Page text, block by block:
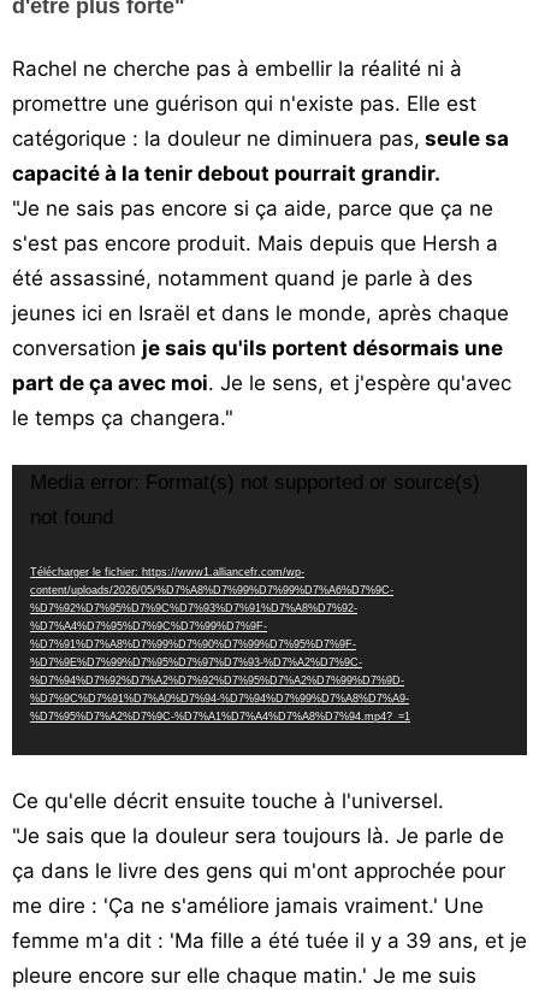
d'être plus forte"
Rachel ne cherche pas à embellir la réalité ni à
promettre une guérison qui n'existe pas. Elle est
catégorique : la douleur ne diminuera pas, seule sa
capacité à la tenir debout pourrait grandir.
"Je ne sais pas encore si ça aide, parce que ça ne
s'est pas encore produit. Mais depuis que Hersh a
été assassiné, notamment quand je parle à des
jeunes ici en Israël et dans le monde, après chaque
conversation je sais qu'ils portent désormais une
part de ça avec moi. Je le sens, et j'espère qu'avec
le temps ça changera."
Lecteur
Media error: Format(s) not supported or source(s)
not found
Télécharger le fichier: https://www1.alliancefr.com/wp-
content/uploads/2026/05/%D7%A8%D7%99%D7%99%D7%A6%D7%9C-
%D7%92%D7%95%D7%9C%D7%93%D7%91%D7%A8%D7%92-
%D7%A4%D7%95%D7%9C%D7%99%D7%9F-
%D7%91%D7%A8%D7%99%D7%90%D7%99%D7%95%D7%9F-
%D7%9E%D7%99%D7%95%D7%97%D7%93-%D7%A2%D7%9C-
%D7%94%D7%92%D7%A2%D7%92%D7%95%D7%A2%D7%99%D7%9D-
%D7%9C%D7%91%D7%A0%D7%94-%D7%94%D7%99%D7%A8%D7%A9-
%D7%95%D7%A2%D7%9C-%D7%A1%D7%A4%D7%A8%D7%94.mp4?_=1
Ce qu'elle décrit ensuite touche à l'universel.
"Je sais que la douleur sera toujours là. Je parle de
ça dans le livre des gens qui m'ont approchée pour
me dire : 'Ça ne s'améliore jamais vraiment.' Une
femme m'a dit : 'Ma fille a été tuée il y a 39 ans, et je
pleure encore sur elle chaque matin.' Je me suis